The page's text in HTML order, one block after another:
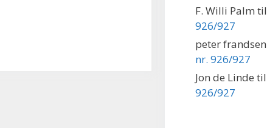
F. Willi Palm til
926/927
peter frandsen
nr. 926/927
Jon de Linde til
926/927